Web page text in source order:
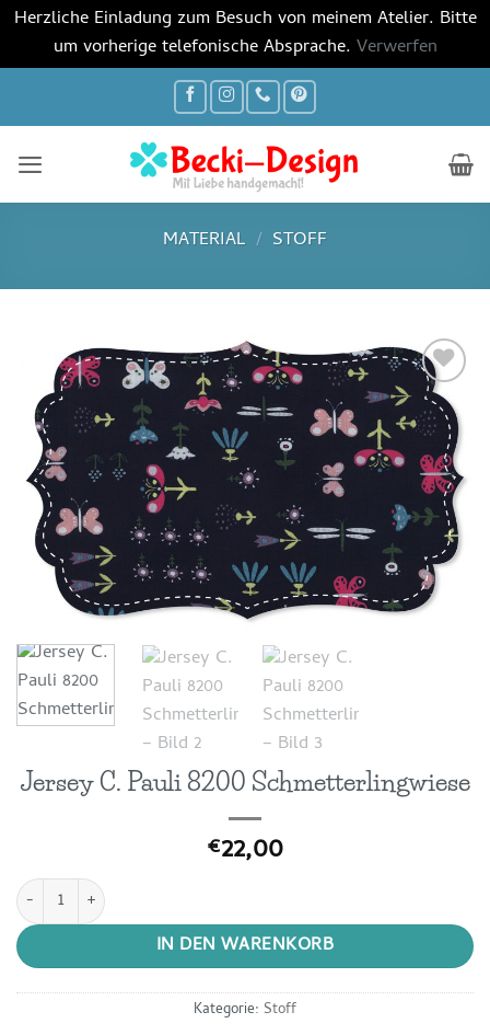
Herzliche Einladung zum Besuch von meinem Atelier. Bitte
um vorherige telefonische Absprache. Verwerfen
MATERIAL / STOFF
Auf die
Wunschliste
Jersey C. Pauli 8200 Schmetterlingwiese
€22,00
Jersey C. Pauli 8200 Schmetterlingwiese Menge
IN DEN WARENKORB
Kategorie: Stoff